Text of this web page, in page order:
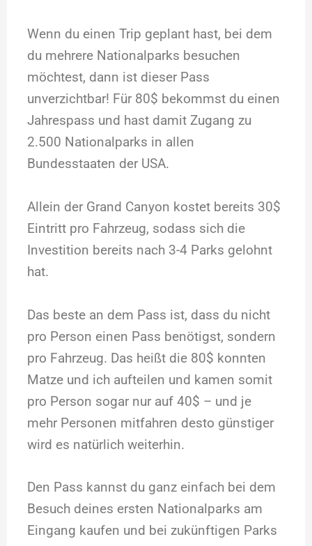
Wenn du einen Trip geplant hast, bei dem
du mehrere Nationalparks besuchen
möchtest, dann ist dieser Pass
unverzichtbar! Für 80$ bekommst du einen
Jahrespass und hast damit Zugang zu
2.500 Nationalparks in allen
Bundesstaaten der USA.
Allein der Grand Canyon kostet bereits 30$
Eintritt pro Fahrzeug, sodass sich die
Investition bereits nach 3-4 Parks gelohnt
hat.
Das beste an dem Pass ist, dass du nicht
pro Person einen Pass benötigst, sondern
pro Fahrzeug. Das heißt die 80$ konnten
Matze und ich aufteilen und kamen somit
pro Person sogar nur auf 40$ – und je
mehr Personen mitfahren desto günstiger
wird es natürlich weiterhin.
Den Pass kannst du ganz einfach bei dem
Besuch deines ersten Nationalparks am
Eingang kaufen und bei zukünftigen Parks